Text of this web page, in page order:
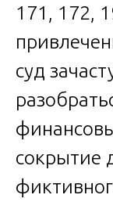
171, 172,
суд
сокрытие